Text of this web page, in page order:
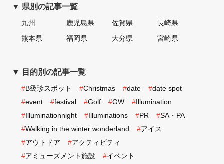
▼ 県別の記事一覧
九州 鹿児島県 佐賀県
長崎県
熊本県
福岡県 大分県 宮崎県
▼ 目的別の記事一覧
#B級珍スポット #Christmas #date #date spot
#event #festival #Golf #GW #Illumination
#Illuminationnight #Illuminations #PR #SA・PA
#Walking in the winter wonderland #アイス
#アウトドア #アクティビティ
#アミューズメント施設 #イベント